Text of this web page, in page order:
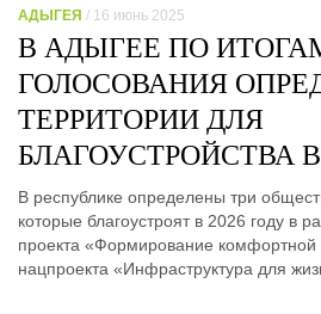
АДЫГЕЯ / 16 июнь 2025
В АДЫГЕЕ ПО
ГОЛОСОВАНИЯ
ТЕРРИТОРИИ ДЛЯ
БЛАГОУСТРОЙСТВА В
В республике определены три
которые благоустроят в 2026 году в
проекта «Формирование комфортной
нацпроекта «Инфраструктура для